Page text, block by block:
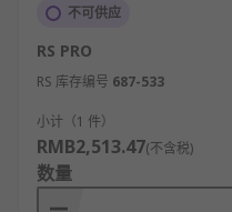
不可供应
RS PRO
RS 库存编号 687-533
小计（1 件）
RMB2,513.47(不含税)
数量